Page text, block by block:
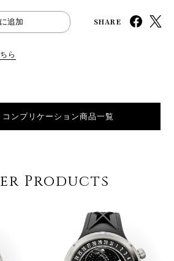
追加 SHARE
ら
コンプリケーション商品一覧
Products